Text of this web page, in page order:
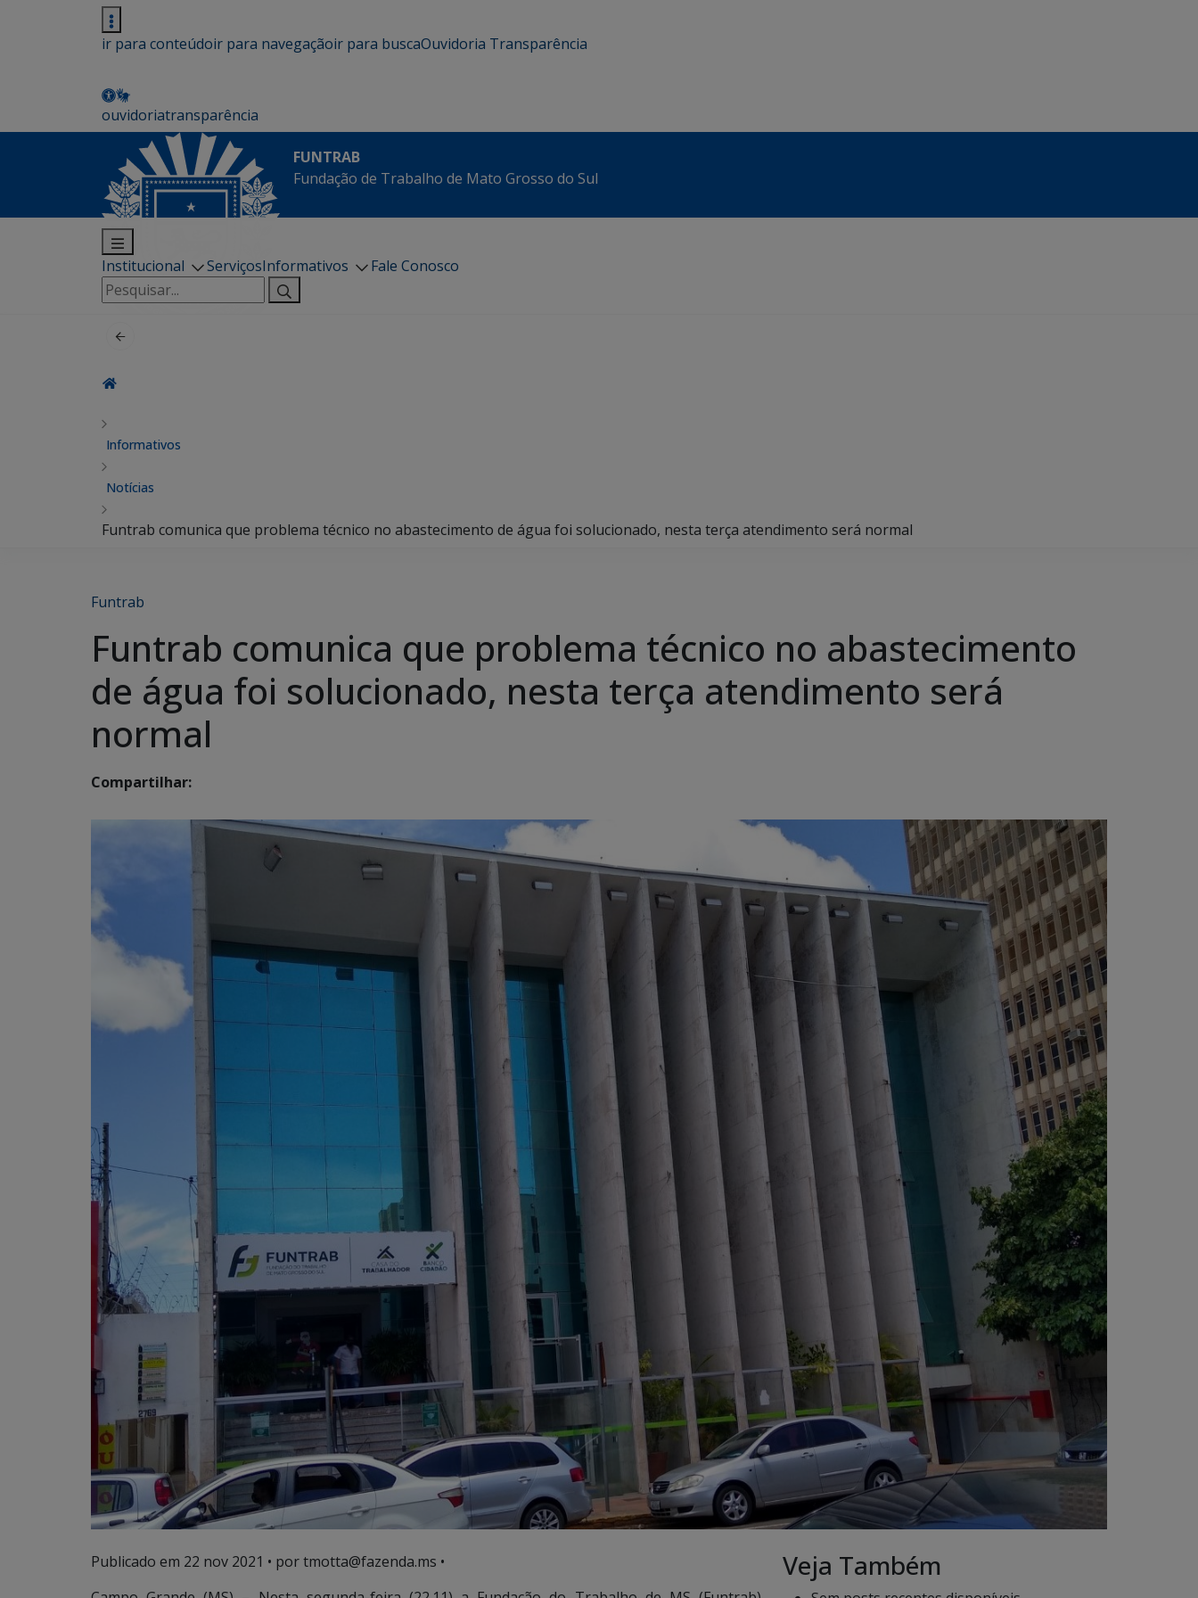
ir para conteúdoir para navegaçãoir para buscaOuvidoria Transparência
ouvidoriatransparência
FUNTRAB
Fundação de Trabalho de Mato Grosso do Sul
Institucional ServiçosInformativos
Fale Conosco
Pesquisar
por:
Informativos
Notícias
Funtrab comunica que problema técnico no abastecimento de água foi solucionado, nesta terça atendimento será normal
Funtrab
Funtrab comunica que problema técnico no abastecimento
de água foi solucionado, nesta terça atendimento será
normal
Compartilhar:
Publicado em 22 nov 2021 • por tmotta@fazenda.ms •
Veja Também